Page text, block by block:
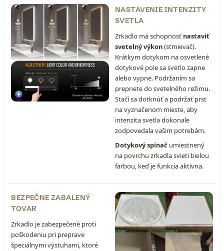
NASTAVENIE INTENZITY
SVETLA
Zrkadlo má schopnosťnastaviť
svetelný výkon(stmievač).
Krátkym dotykom na osvetlené
dotykové pole sa svetlo zapne
alebo vypne. Podržaním sa
prepnete do svetelného režimu.
Stačí sa dotknúť a podržať prst
na vyznačenom mieste, aby
intenzita svetla dokonale
zodpovedala vašim potrebám.
Dotykový spínač umiestnený
na povrchu zrkadla svieti bielou
farbou, keď je funkcia aktívna.
BEZPEČNE ZABALENÝ
TOVAR
Zrkadlo je zabezpečené proti
poškodeniu pri preprave
špeciálnymi výstuhami, ktoré